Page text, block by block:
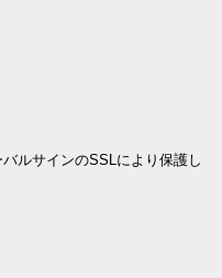
ルサインのSSLにより保護し